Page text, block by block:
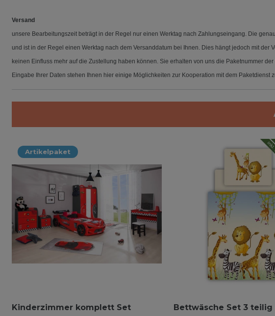
Versand
unsere Bearbeitungszeit beträgt in der Regel nur einen Werktag nach Zahlungseingang. Die
und ist in der Regel einen Werktag nach dem Versanddatum bei Ihnen. Dies hängt jedoch mit
keinen Einfluss mehr auf die Zustellung haben können. Sie erhalten von uns die Paketnummer
Eingabe Ihrer Daten stehen Ihnen hier einige Möglichkeiten zur Kooperation mit dem
Artikelpaket
Kinderzimmer komplett Set
Bettwäsche Set 3 teilig